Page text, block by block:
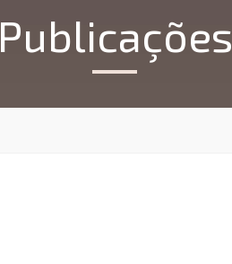
Publicações